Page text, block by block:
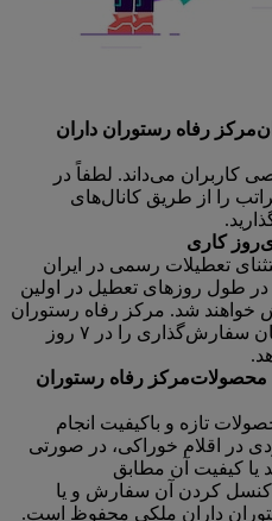
مرکز رفاه رستوران داران
کاربران می‌داند. لطفاً در
را از طریق کانال‌های
روز کاری
تعطیلات رسمی در ایران
طول روزهای تعطیل در اولین
خواهند شد. مرکز رفاه رستوران
داران ملکی به مشتریان خود امکان سفارش‌گذاری را در ۷ روز
محصولاتمرکز رفاه رستوران
تازه و باکیفیت انجام
در اقلام خوراکی، در صورتی
یا کیفیت آن مطابق
کنسل کردن آن سفارش و یا
داران ملکی محفوظ است.